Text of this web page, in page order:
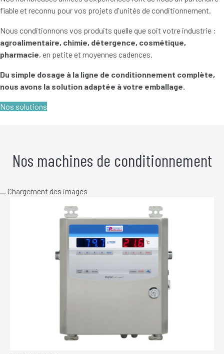
fiable et reconnu pour vos projets d'unités de conditionnement.
Nous conditionnons vos produits quelle que soit votre industrie :
agroalimentaire, chimie, détergence, cosmétique,
pharmacie, en petite et moyennes cadences.
Du simple dosage à la ligne de conditionnement complète,
nous avons la solution adaptée à votre emballage.
Nos solutions
Nos machines de conditionnement
... Chargement des images